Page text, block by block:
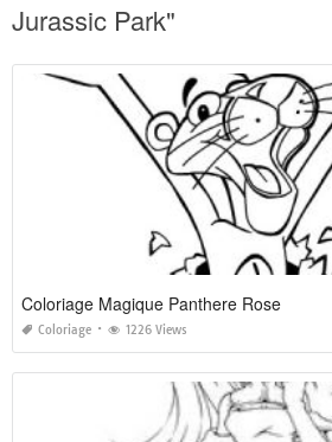
Jurassic Park"
Coloriage Magique Panthere Rose
Coloriage 1226 Views